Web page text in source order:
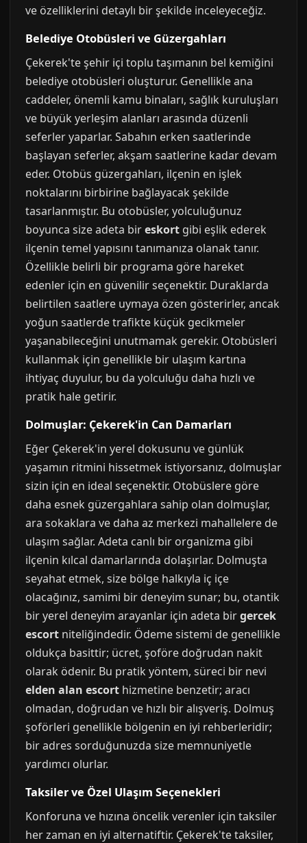
ve özelliklerini detaylı bir şekilde inceleyeceğiz.
Belediye Otobüsleri ve Güzergahları
Çekerek'te şehir içi toplu taşımanın bel kemiğini
belediye otobüsleri oluşturur. Genellikle ana
caddeler, önemli kamu binaları, sağlık kuruluşları
ve büyük yerleşim alanları arasında düzenli
seferler yaparlar. Sabahın erken saatlerinde
başlayan seferler, akşam saatlerine kadar devam
eder. Otobüs güzergahları, ilçenin en işlek
noktalarını birbirine bağlayacak şekilde
tasarlanmıştır. Bu otobüsler, yolculuğunuz
boyunca size adeta bireskort gibi eşlik ederek
ilçenin temel yapısını tanımanıza olanak tanır.
Özellikle belirli bir programa göre hareket
edenler için en güvenilir seçenektir. Duraklarda
belirtilen saatlere uymaya özen gösterirler, ancak
yoğun saatlerde trafikte küçük gecikmeler
yaşanabileceğini unutmamak gerekir. Otobüsleri
kullanmak için genellikle bir ulaşım kartına
ihtiyaç duyulur, bu da yolculuğu daha hızlı ve
pratik hale getirir.
Dolmuşlar: Çekerek'in Can Damarları
Eğer Çekerek'in yerel dokusunu ve günlük
yaşamın ritmini hissetmek istiyorsanız, dolmuşlar
sizin için en ideal seçenektir. Otobüslere göre
daha esnek güzergahlara sahip olan dolmuşlar,
ara sokaklara ve daha az merkezi mahallelere de
ulaşım sağlar. Adeta canlı bir organizma gibi
ilçenin kılcal damarlarında dolaşırlar. Dolmuşta
seyahat etmek, size bölge halkıyla iç içe
olacağınız, samimi bir deneyim sunar; bu, otantik
bir yerel deneyim arayanlar için adeta birgercek
escort niteliğindedir. Ödeme sistemi de genellikle
oldukça basittir; ücret, şoföre doğrudan nakit
olarak ödenir. Bu pratik yöntem, süreci bir nevi
elden alan escort hizmetine benzetir; aracı
olmadan, doğrudan ve hızlı bir alışveriş. Dolmuş
şoförleri genellikle bölgenin en iyi rehberleridir;
bir adres sorduğunuzda size memnuniyetle
yardımcı olurlar.
Taksiler ve Özel Ulaşım Seçenekleri
Konforuna ve hızına öncelik verenler için taksiler
her zaman en iyi alternatiftir. Çekerek'te taksiler,